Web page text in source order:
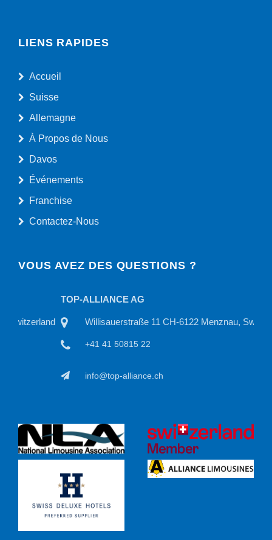
LIENS RAPIDES
Accueil
Suisse
Allemagne
À Propos de Nous
Davos
Événements
Franchise
Contactez-Nous
VOUS AVEZ DES QUESTIONS ?
TOP-ALLIANCE AG
Willisauerstraße 11 CH-6122 Menznau, Switzerland
+41 41 50815 22
info@top-alliance.ch